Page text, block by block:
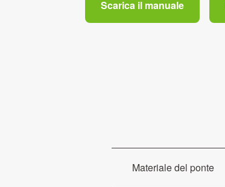
Scarica il manuale
Materiale del ponte